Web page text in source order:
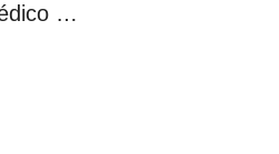
…